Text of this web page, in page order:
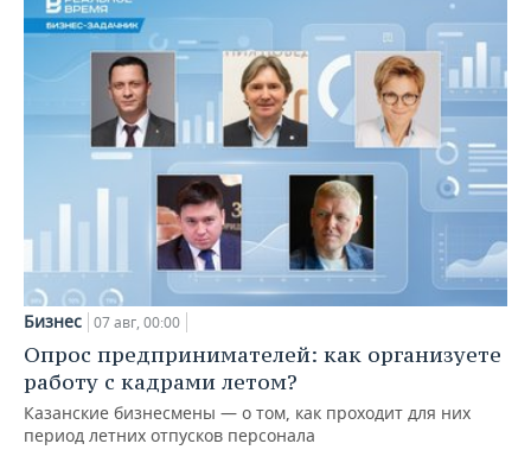
Бизнес 07 авг, 00:00
Опрос предпринимателей: как организуете
работу с кадрами летом?
Казанские бизнесмены — о том, как проходит для них
период летних отпусков персонала